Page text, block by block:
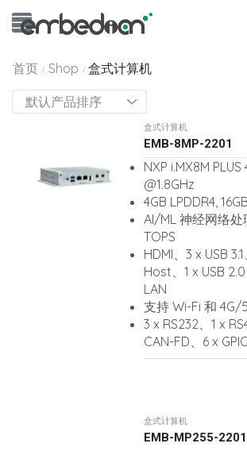
首页 / Shop / 盒式计算机
盒式计算机
EMB-8MP-2201
NXP i.MX8M
@1.8GHz
4GB LPDDR4,
AI/ML 神经网络处
TOPS
HDMI、3 x USB
Host、1 x USB
LAN
支持 Wi-Fi 和 4G/
3 x RS232、1 x
CAN-FD、6 x
盒式计算机
EMB-MP255-2201